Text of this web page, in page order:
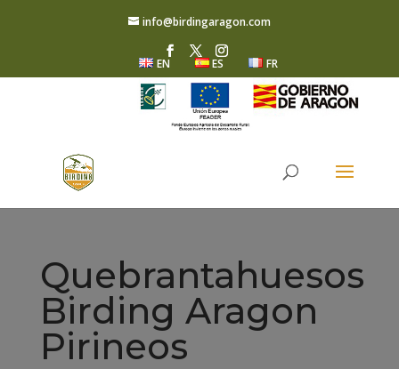
info@birdingaragon.com
EN ES FR
Quebrantahuesos
Birding Aragon
Pirineos